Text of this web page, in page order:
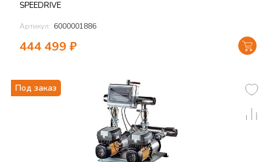
SPEEDRIVE
Артикул: 6000001886
444 499 ₽
Под заказ